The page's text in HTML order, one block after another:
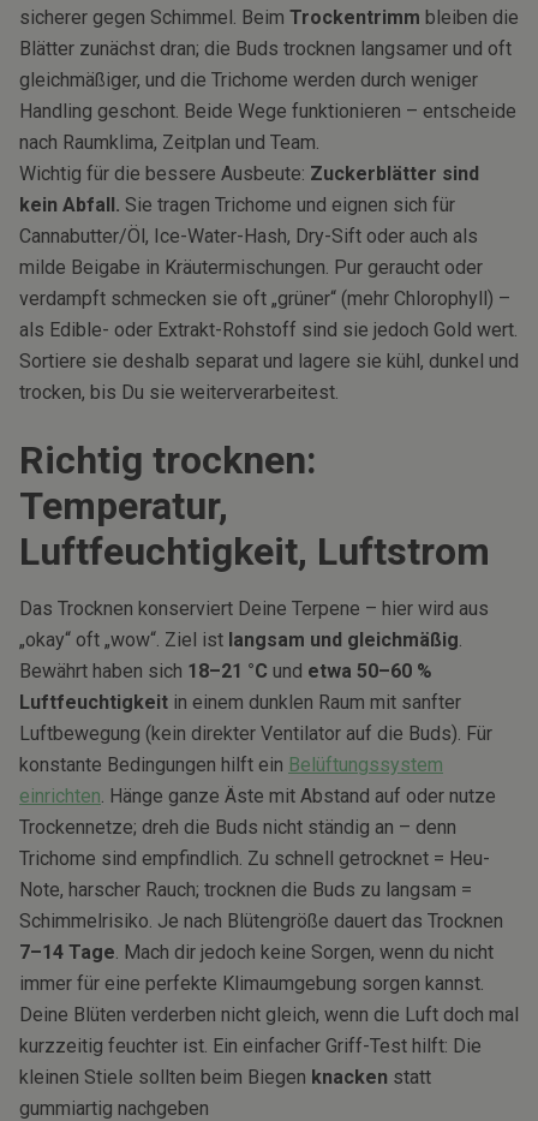
sicherer gegen Schimmel. Beim Trockentrimm bleiben die
Blätter zunächst dran; die Buds trocknen langsamer und oft
gleichmäßiger, und die Trichome werden durch weniger
Handling geschont. Beide Wege funktionieren – entscheide
nach Raumklima, Zeitplan und Team.
Wichtig für die bessere Ausbeute: Zuckerblätter sind
kein Abfall. Sie tragen Trichome und eignen sich für
Cannabutter/Öl, Ice-Water-Hash, Dry-Sift oder auch als
milde Beigabe in Kräutermischungen. Pur geraucht oder
verdampft schmecken sie oft „grüner“ (mehr Chlorophyll) –
als Edible- oder Extrakt-Rohstoff sind sie jedoch Gold wert.
Sortiere sie deshalb separat und lagere sie kühl, dunkel und
trocken, bis Du sie weiterverarbeitest.
Richtig trocknen:
Temperatur,
Luftfeuchtigkeit, Luftstrom
Das Trocknen konserviert Deine Terpene – hier wird aus
„okay“ oft „wow“. Ziel ist langsam und gleichmäßig
Bewährt haben sich 18–21 °C und etwa 50–60 %
Luftfeuchtigkeit in einem dunklen Raum mit sanfter
Luftbewegung (kein direkter Ventilator auf die Buds). Für
konstante Bedingungen hilft ein Belüftungssystem
einrichten . Hänge ganze Äste mit Abstand auf oder nutze
Trockennetze; dreh die Buds nicht ständig an – denn
Trichome sind empfindlich. Zu schnell getrocknet = Heu-
Note, harscher Rauch; trocknen die Buds zu langsam =
Schimmelrisiko. Je nach Blütengröße dauert das Trocknen
7–14 Tage . Mach dir jedoch keine Sorgen, wenn du nicht
immer für eine perfekte Klimaumgebung sorgen kannst.
Deine Blüten verderben nicht gleich, wenn die Luft doch mal
kurzzeitig feuchter ist. Ein einfacher Griff-Test hilft: Die
kleinen Stiele sollten beim Biegen knacken statt
gummiartig nachgeben